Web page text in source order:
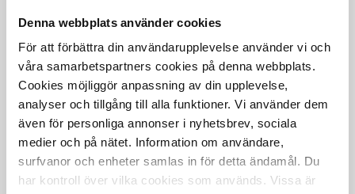
Denna webbplats använder cookies
För att förbättra din användarupplevelse använder vi och
våra samarbetspartners cookies på denna webbplats.
Cookies möjliggör anpassning av din upplevelse,
analyser och tillgång till alla funktioner. Vi använder dem
även för personliga annonser i nyhetsbrev, sociala
medier och på nätet. Information om användare,
surfvanor och enheter samlas in för detta ändamål. Du
har kontroll över vilka cookies som används. Vissa är
Klädseltvätt SEG 10
Compact
Microfiberduk Duo